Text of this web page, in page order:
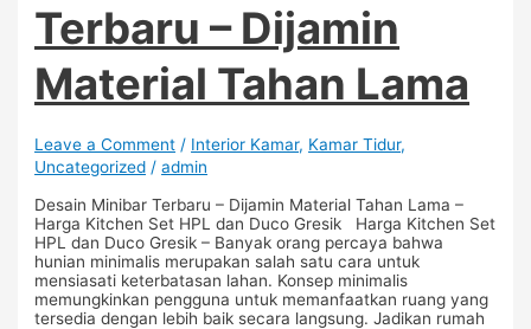
Terbaru – Dijamin
Material Tahan Lama
Leave a Comment / Interior Kamar, Kamar Tidur,
Uncategorized /admin
Desain Minibar Terbaru – Dijamin Material Tahan Lama –
Harga Kitchen Set HPL dan Duco Gresik Harga Kitchen Set
HPL dan Duco Gresik – Banyak orang percaya bahwa
hunian minimalis merupakan salah satu cara untuk
mensiasati keterbatasan lahan. Konsep minimalis
memungkinkan pengguna untuk memanfaatkan ruang yang
tersedia dengan lebih baik secara langsung. Jadikan rumah